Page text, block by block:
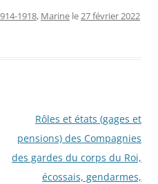
1918, Marine le27 février 2022
Rôles et états (gages et
pensions) des Compagnies
des gardes du corps du Roi,
écossais, gendarmes,